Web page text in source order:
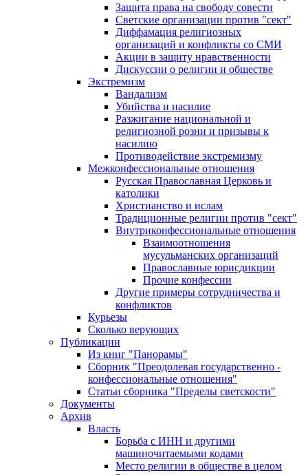
Защита права на свободу совести
Светские организации против "сект"
Диффамация религиозных
организаций и конфликты со СМИ
Акции в защиту нравственности
Дискуссии о религии и обществе
Экстремизм
Вандализм
Убийства и насилие
Разжигание национальной и
религиозной розни и призывы к
насилию
Противодействие экстремизму
Межконфессиональные отношения
Русская Православная Церковь и
католики
Христианство и ислам
Традиционные религии против "сект"
Внутриконфессиональные отношения
Взаимоотношения
мусульманских организаций
Православные юрисдикции
Прочие конфессии
Другие примеры сотрудничества и
конфликтов
Курьезы
Сколько верующих
Публикации
Из книг "Панорамы"
Сборник "Преодолевая государственно -
конфессиональные отношения"
Статьи сборника "Пределы светскости"
Документы
Архив
Власть
Борьба с ИНН и другими
машиночитаемыми кодами
Место религии в обществе в целом